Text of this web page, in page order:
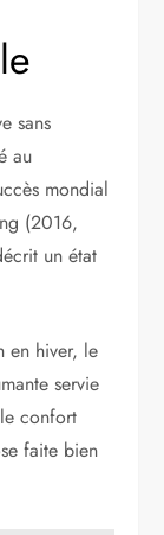
sans
au
mondial
(2016,
un état
en hiver, le
servie
confort
faite bien